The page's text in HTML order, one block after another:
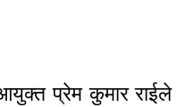
कुमार राईले